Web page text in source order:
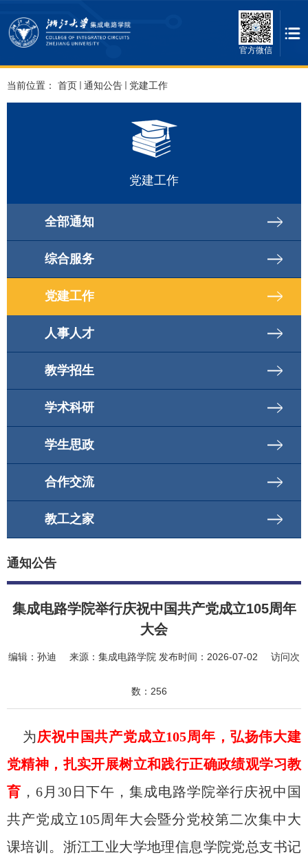
官方微信
当前位置： 首页 通知公告 党建工作
党建工作
全部通知
综合服务
党建工作
人事人才
教学招生
学术科研
学生思政
合作交流
教工之家
通知公告
集成电路学院举行庆祝中国共产党成立105周年
大会
编辑： 孙迪 来源： 集成电路学院 发布时间： 2026-07-02 访问次
数： 256
为庆祝中国共产党成立105周年，弘扬伟大建
党精神，扎实开展树立和践行正确政绩观学习教
育 ，6月30日下午，集成电路学院举行庆祝中国
共产党成立105周年大会暨分党校第二次集中大
课培训。浙江工业大学地理信息学院党总支书记